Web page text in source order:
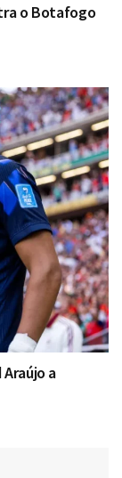
o Botafogo
a